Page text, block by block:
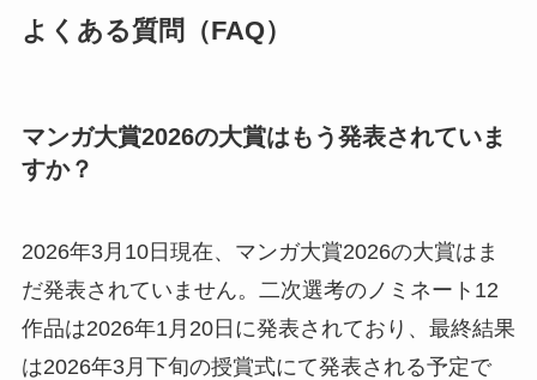
よくある質問（FAQ）
マンガ大賞2026の大賞はもう発表されていま
すか？
2026年3月10日現在、マンガ大賞2026の大賞はま
だ発表されていません。二次選考のノミネート12
作品は2026年1月20日に発表されており、最終結果
は2026年3月下旬の授賞式にて発表される予定で